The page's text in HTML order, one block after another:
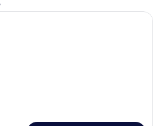
Une chambre d’hôtel comprenant